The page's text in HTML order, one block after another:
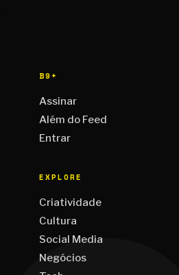
B9+
Assinar
Além do Feed
Entrar
EXPLORE
Criatividade
Cultura
Social Media
Negócios